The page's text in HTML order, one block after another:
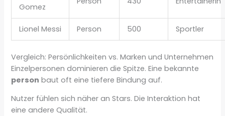
Gomez
Lionel Messi Person 500 Sportler
Vergleich: Persönlichkeiten vs. Marken und Unternehmen
Einzelpersonen dominieren die Spitze. Eine bekannte
person baut oft eine tiefere Bindung auf.
Nutzer fühlen sich näher an Stars. Die Interaktion hat
eine andere Qualität.